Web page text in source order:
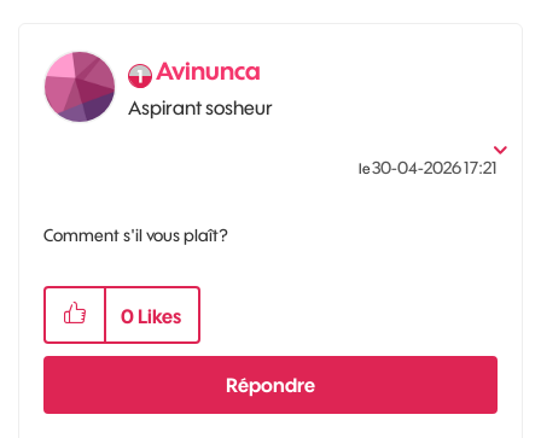
Avinunca
Aspirant sosheur
le‎30-04-202617:21
Comment s'il vous plaît?
0 Likes
Répondre